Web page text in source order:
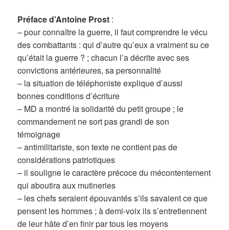
Préface d’Antoine Prost :
– pour connaître la guerre, il faut comprendre le vécu
des combattants : qui d’autre qu’eux a vraiment su ce
qu’était la guerre ? ; chacun l’a décrite avec ses
convictions antérieures, sa personnalité
– la situation de téléphoniste explique d’aussi
bonnes conditions d’écriture
– MD a montré la solidarité du petit groupe ; le
commandement ne sort pas grandi de son
témoignage
– antimilitariste, son texte ne contient pas de
considérations patriotiques
– il souligne le caractère précoce du mécontentement
qui aboutira aux mutineries
– les chefs seraient épouvantés s’ils savaient ce que
pensent les hommes ; à demi-voix ils s’entretiennent
de leur hâte d’en finir par tous les moyens